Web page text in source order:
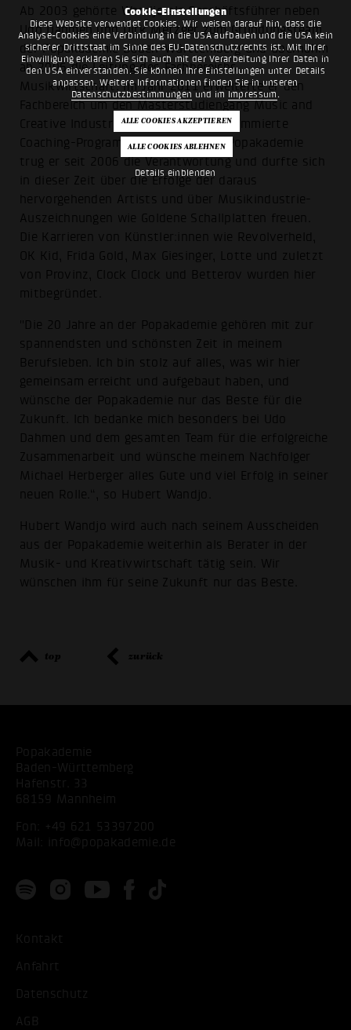
Cookie-Einstellungen
Diese Website verwendet Cookies. Wir weisen darauf hin, dass die
Analyse-Cookies eine Verbindung in die USA aufbauen und die USA kein
sicherer Drittstaat im Sinne des EU-Datenschutzrechts ist. Mit Ihrer
Einwilligung erklären Sie sich auch mit der Verarbeitung Ihrer Daten in
den USA einverstanden. Sie können Ihre Einstellungen unter Details
anpassen. Weitere Informationen finden Sie in unseren
Datenschutzbestimmungen und im Impressum .
Details einblenden
Ab 2003 gehörte Wandjo als Geschäftsführer neben
Udo Dahmen und Dirk Metzger zum Gründungsteam
der Popakademie Baden-Württemberg und übernahm
ab 2006 die Leitung des Fachbereichs
Musikwirtschaft. Im Jahr 2011 erweiterte er den
Fachbereich um den Masterstudiengang Music and
Creative Industries. Auch für das renommierte
Coaching-Programm BANDPOOL der Popakademie
trug er seit 2006 die Verantwortung und durfte sich
in dieser Zeit über die Erfolge der daraus
hervorgehenden Artists und über Musikindustrie-
Auszeichnungen wie Goldene Schallplatten freuen.
Die Karrieren von Künstler:innen wie Revolverheld,
OK Kid, Frida Gold, Max Giesinger, Lotte und zuletzt
von Provinz, Clock Clock und Betterov wurden hier
mitbegründet.
"Die 20 Jahre an der Popakademie gehören mit zur
spannendsten und schönsten Zeit in meinem
Berufsleben. Ich bin stolz auf alles, was wir hier
gemeinsam erreicht und aufgebaut haben, und
wünsche der Popakademie nur das Beste für die
Zukunft. Ich bedanke mich besonders bei Udo
Dahmen und dem gesamten Team für die erfolgreiche
Zusammenarbeit und wünsche meinem Nachfolger
Michael Herberger alles Gute und viel Erfolg in seiner
neuen Rolle.“, so Hubert Wandjo.
Hubert Wandjo wird auch nach seinem Ausscheiden
aus der Popakademie weiterhin als Berater in der
Musik- und Kreativwirtschaft tätig sein. Wir
wünschen ihm für seine Zukunft nur das Beste.
top zurück
Popakademie
Baden-Württemberg
Hafenstr. 33
68159 Mannheim
Fon:
+49 621 53397200
Mail:
info@popakademie.de
Kontakt
Anfahrt
Datenschutz
AGB